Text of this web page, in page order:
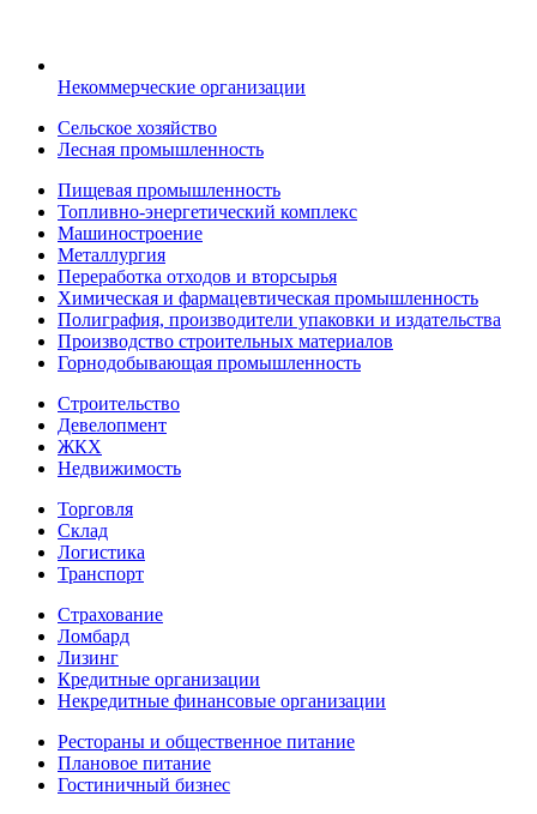
Некоммерческие организации
Сельское хозяйство
Лесная промышленность
Пищевая промышленность
Топливно-энергетический комплекс
Машиностроение
Металлургия
Переработка отходов и вторсырья
Химическая и фармацевтическая промышленность
Полиграфия, производители упаковки и издательства
Производство строительных материалов
Горнодобывающая промышленность
Строительство
Девелопмент
ЖКХ
Недвижимость
Торговля
Склад
Логистика
Транспорт
Страхование
Ломбард
Лизинг
Кредитные организации
Некредитные финансовые организации
Рестораны и общественное питание
Плановое питание
Гостиничный бизнес